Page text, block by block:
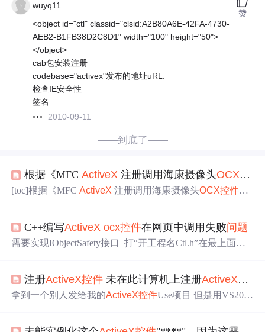
wuyq11
<object id="ctl" classid="clsid:A2B80A6E-42FA-4730-
AEB2-B1FB38D2C8D1" width="100" height="50">
</object>
cab包安装注册
codebase="activex"发布的地址uRL.
检查IE安全性
签名
2010-09-11
赞
——到底了——
根据《MFCActiveX 注册调用海康摄像头OCX控件
[toc]根据《MFCActiveX 注册调用海康摄像头OCX控件》
C++编写ActiveX ocx控件在网页中调用失败问题
需要实现IObjectSafety接口 打“开工程名Ctl.h”在最上面添
E_MAP() BEGIN_INTERFACE_PART(ObjSafe, IObj
e
注册ActiveX控件 未在此计算机上注册ActiveX控件
拿到一个别人发给我的ActiveX控件Use项目 但是用VS2008